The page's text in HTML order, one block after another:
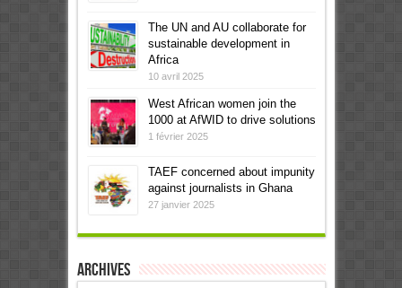
The UN and AU collaborate for
sustainable development in
Africa
10 avril 2025
West African women join the
1000 at AfWID to drive solutions
1 février 2025
TAEF concerned about impunity
against journalists in Ghana
27 janvier 2025
Archives